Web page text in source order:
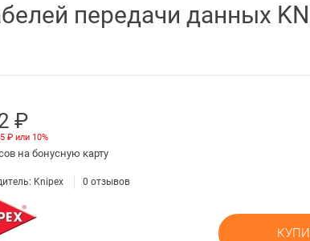
передачи данных
₽
₽ или 10%
на бонусную карту
Knipex 0отзывов